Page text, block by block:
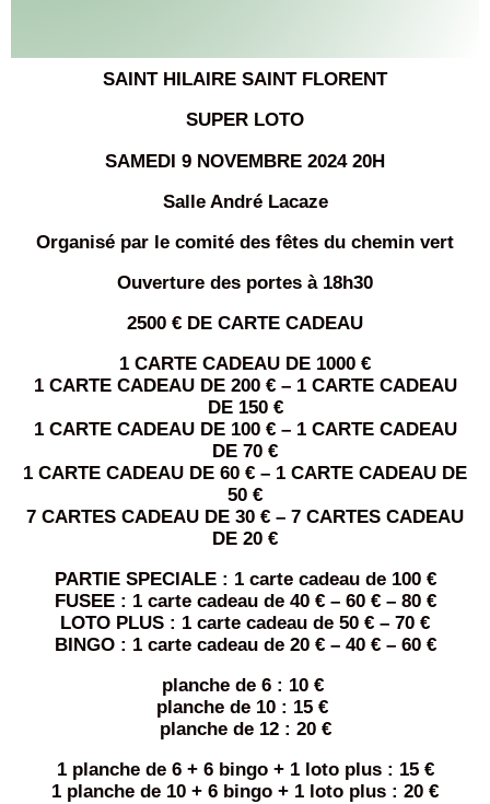
SAINT HILAIRE SAINT FLORENT
SUPER LOTO
SAMEDI 9 NOVEMBRE 2024 20H
Salle André Lacaze
Organisé par le comité des fêtes du chemin vert
Ouverture des portes à 18h30
2500 € DE CARTE CADEAU
1 CARTE CADEAU DE 1000 €
1 CARTE CADEAU DE 200 € – 1 CARTE CADEAU
DE 150 €
1 CARTE CADEAU DE 100 € – 1 CARTE CADEAU
DE 70 €
1 CARTE CADEAU DE 60 € – 1 CARTE CADEAU DE
50 €
7 CARTES CADEAU DE 30 € – 7 CARTES CADEAU
DE 20 €
PARTIE SPECIALE : 1 carte cadeau de 100 €
FUSEE : 1 carte cadeau de 40 € – 60 € – 80 €
LOTO PLUS : 1 carte cadeau de 50 € – 70 €
BINGO : 1 carte cadeau de 20 € – 40 € – 60 €
planche de 6 : 10 €
planche de 10 : 15 €
planche de 12 : 20 €
1 planche de 6 + 6 bingo + 1 loto plus : 15 €
1 planche de 10 + 6 bingo + 1 loto plus : 20 €